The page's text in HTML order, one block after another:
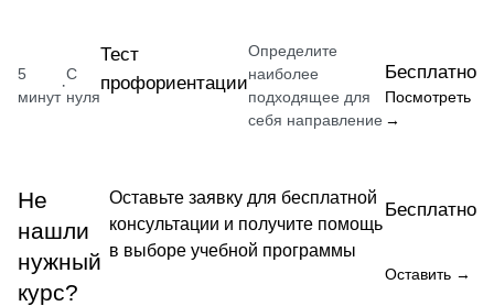
5
минут
·
С
нуля
Тест
профориентации
Определите
наиболее
подходящее для
себя направление
Бесплатно
Посмотреть
→
Не
нашли
нужный
курс?
Оставьте заявку для бесплатной
консультации и получите помощь
в выборе учебной программы
Бесплатно
Оставить →